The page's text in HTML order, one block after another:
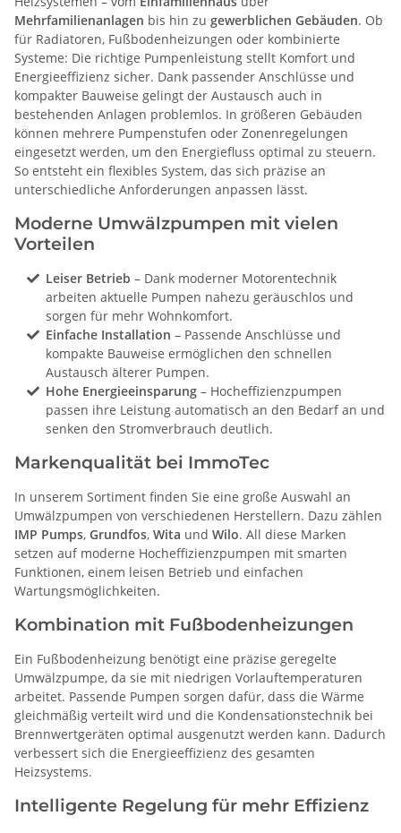
Mehrfamilienanlagen bis hin zu gewerblichen Gebäuden. Ob
für Radiatoren, Fußbodenheizungen oder kombinierte
Systeme: Die richtige Pumpenleistung stellt Komfort und
Energieeffizienz sicher. Dank passender Anschlüsse und
kompakter Bauweise gelingt der Austausch auch in
bestehenden Anlagen problemlos. In größeren Gebäuden
können mehrere Pumpenstufen oder Zonenregelungen
eingesetzt werden, um den Energiefluss optimal zu steuern.
So entsteht ein flexibles System, das sich präzise an
unterschiedliche Anforderungen anpassen lässt.
Moderne Umwälzpumpen mit vielen
Vorteilen
Leiser Betrieb – Dank moderner Motorentechnik
arbeiten aktuelle Pumpen nahezu geräuschlos und
sorgen für mehr Wohnkomfort.
Einfache Installation – Passende Anschlüsse und
kompakte Bauweise ermöglichen den schnellen
Austausch älterer Pumpen.
Hohe Energieeinsparung – Hocheffizienzpumpen
passen ihre Leistung automatisch an den Bedarf an und
senken den Stromverbrauch deutlich.
Markenqualität bei ImmoTec
In unserem Sortiment finden Sie eine große Auswahl an
Umwälzpumpen von verschiedenen Herstellern. Dazu zählen
IMP Pumps, Grundfos, Wita und Wilo. All diese Marken
setzen auf moderne Hocheffizienzpumpen mit smarten
Funktionen, einem leisen Betrieb und einfachen
Wartungsmöglichkeiten.
Kombination mit Fußbodenheizungen
Ein Fußbodenheizung benötigt eine präzise geregelte
Umwälzpumpe, da sie mit niedrigen Vorlauftemperaturen
arbeitet. Passende Pumpen sorgen dafür, dass die Wärme
gleichmäßig verteilt wird und die Kondensationstechnik bei
Brennwertgeräten optimal ausgenutzt werden kann. Dadurch
verbessert sich die Energieeffizienz des gesamten
Heizsystems.
Intelligente Regelung für mehr Effizienz